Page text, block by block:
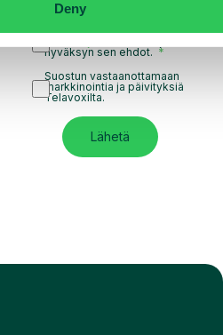
Deny
Olen lukenut Telavoxin
hyväksyn sen ehdot.
Suostun vastaanottamaan
markkinointia ja päivityksiä
Telavoxilta.
Lähetä